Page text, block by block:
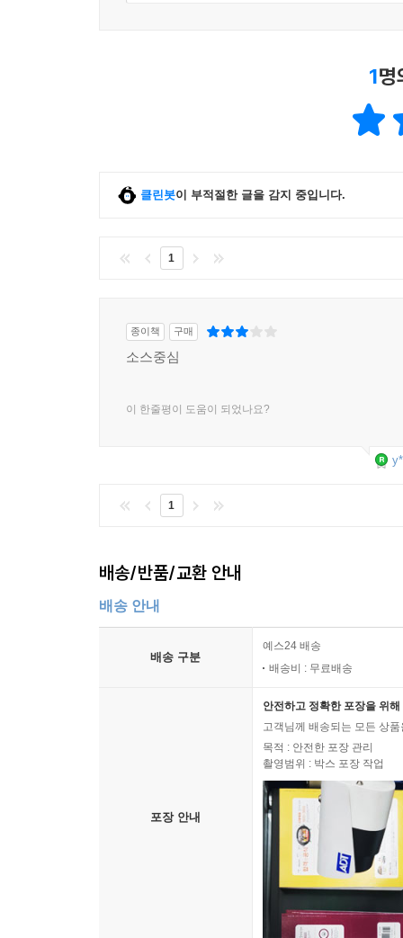
무화과와 프로슈토 햄
가쓰오 다다키
스파이시 크림을 곁들인 시샤모
고하다 난반즈케
에비 호타테 야키
밧테라즈시
유자 소르베
즈와이가니와 스위트 칠리 소스
사케 젤리를 곁들인 나마가키
스파이시 소이 소스를 곁들인 타라 무시
나마가키 덴푸라와 발사믹 드레싱에 버무린 루콜라
1명
클린봇이 부적절한 글을 감지 중입니다.
1
종이책 구매
소스중심
이 한줄평이 도움이 되었나요?
1
배송/반품/교환 안내
배송 안내
배송 구분
예스24 배송
배송비 : 무료배송
포장 안내
안전하고 정확한 포장을 위
고객님께 배송되는 모든 상
목적 : 안전한 포장 관리
촬영범위 : 박스 포장 작업